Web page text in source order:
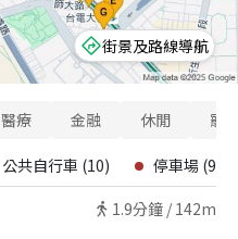
街景及路線導航
醫療 金融 休閒 寵
公共自行車 (10) 停車場 (9
1.9分鐘 / 142m